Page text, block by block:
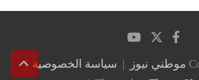
موطني نيوز
سياسة الخصوصية